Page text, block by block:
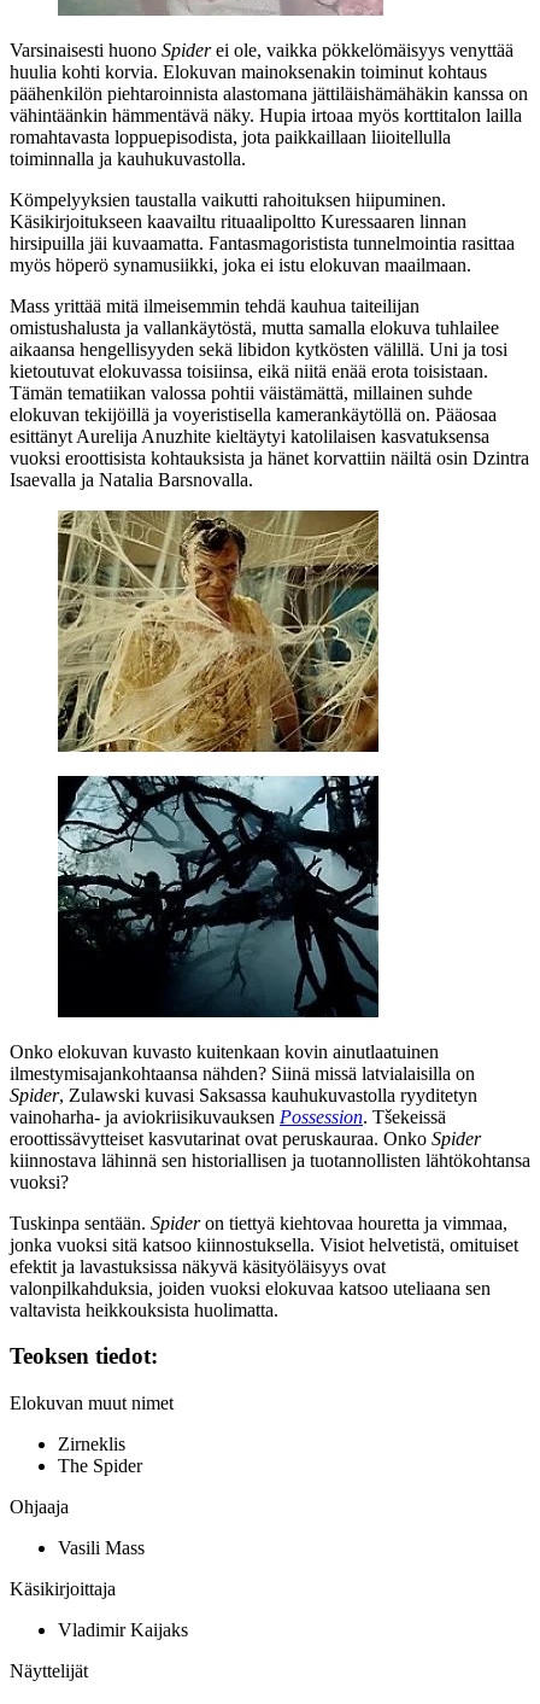
Varsinaisesti huono Spiderei ole, vaikka pökkelömäisyys venyttää
huulia kohti korvia. Elokuvan mainoksenakin toiminut kohtaus
päähenkilön piehtaroinnista alastomana jättiläishämähäkin kanssa on
vähintäänkin hämmentävä näky. Hupia irtoaa myös korttitalon lailla
romahtavasta loppuepisodista, jota paikkaillaan liioitellulla
toiminnalla ja kauhukuvastolla.
Kömpelyyksien taustalla vaikutti rahoituksen hiipuminen.
Käsikirjoitukseen kaavailtu rituaalipoltto Kuressaaren linnan
hirsipuilla jäi kuvaamatta. Fantasmagoristista tunnelmointia rasittaa
myös höperö synamusiikki, joka ei istu elokuvan maailmaan.
Mass yrittää mitä ilmeisemmin tehdä kauhua taiteilijan
omistushalusta ja vallankäytöstä, mutta samalla elokuva tuhlailee
aikaansa hengellisyyden sekä libidon kytkösten välillä. Uni ja tosi
kietoutuvat elokuvassa toisiinsa, eikä niitä enää erota toisistaan.
Tämän tematiikan valossa pohtii väistämättä, millainen suhde
elokuvan tekijöillä ja voyeristisella kamerankäytöllä on. Pääosaa
esittänyt Aurelija Anuzhite kieltäytyi katolilaisen kasvatuksensa
vuoksi eroottisista kohtauksista ja hänet korvattiin näiltä osin Dzintra
Isaevalla ja Natalia Barsnovalla.
Onko elokuvan kuvasto kuitenkaan kovin ainutlaatuinen
ilmestymisajankohtaansa nähden? Siinä missä latvialaisilla on
Spider, Zulawski kuvasi Saksassa kauhukuvastolla ryyditetyn
vainoharha‑ ja aviokriisikuvauksen Possession. Tšekeissä
eroottissävytteiset kasvutarinat ovat peruskauraa. Onko Spider
kiinnostava lähinnä sen historiallisen ja tuotannollisten lähtökohtansa
vuoksi?
Tuskinpa sentään. Spideron tiettyä kiehtovaa houretta ja vimmaa,
jonka vuoksi sitä katsoo kiinnostuksella. Visiot helvetistä, omituiset
efektit ja lavastuksissa näkyvä käsityöläisyys ovat
valonpilkahduksia, joiden vuoksi elokuvaa katsoo uteliaana sen
valtavista heikkouksista huolimatta.
Teoksen tiedot:
Elokuvan muut nimet
Zirneklis
The Spider
Ohjaaja
Vasili Mass
Käsikirjoittaja
Vladimir Kaijaks
Näyttelijät